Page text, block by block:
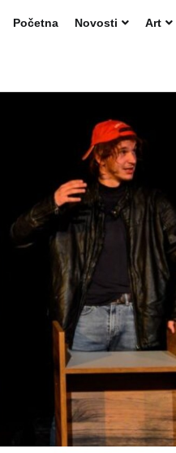
Početna
Novosti Art